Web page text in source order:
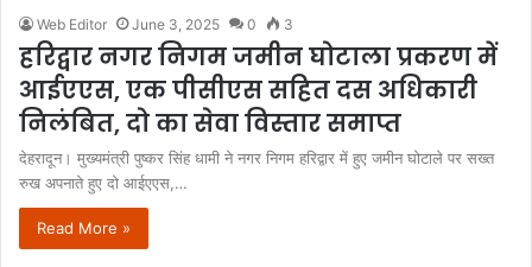
Web Editor June 3, 2025 0 3
हरिद्वार नगर निगम जमीन घोटाला प्रकरण में
आईएएस, एक पीसीएस सहित दस अधिकारी
निलंबित, दो का सेवा विस्तार समाप्त
देहरादून। मुख्यमंत्री पुष्कर सिंह धामी ने नगर निगम हरिद्वार में हुए जमीन घोटाले पर सख्त
रुख अपनाते हुए दो आईएएस,…
Read More »